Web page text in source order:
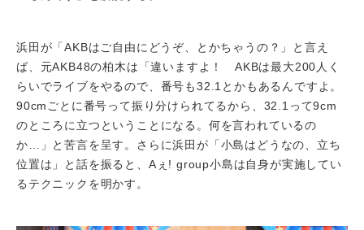
浜田が「AKBはご自由にどうぞ、とかちゃうの？」と言え
ば、元AKB48の柏木は「違いますよ！ AKBは最大200人く
らいでライブをやるので、番号も32.1とかもあるんですよ。
90cmごとに番号って振り分けられてるから、32.1って9cm
のところに立つということになる。何を言われているの
か…」と苦言を呈す。さらに浜田が「小島はどうなの、立ち
位置は」と話を振ると、Aぇ! group小島は自身が実施してい
るテクニックを明かす。